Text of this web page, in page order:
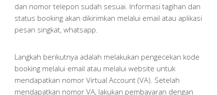
dan nomor telepon sudah sesuai. Informasi tagihan dan
status booking akan dikirimkan melalui email atau aplikasi
pesan singkat, whatsapp.
Langkah berikutnya adalah melakukan pengecekan kode
booking melalui email atau melalui website untuk
mendapatkan nomor Virtual Account (VA). Setelah
mendapatkan nomor VA, lakukan pembayaran dengan